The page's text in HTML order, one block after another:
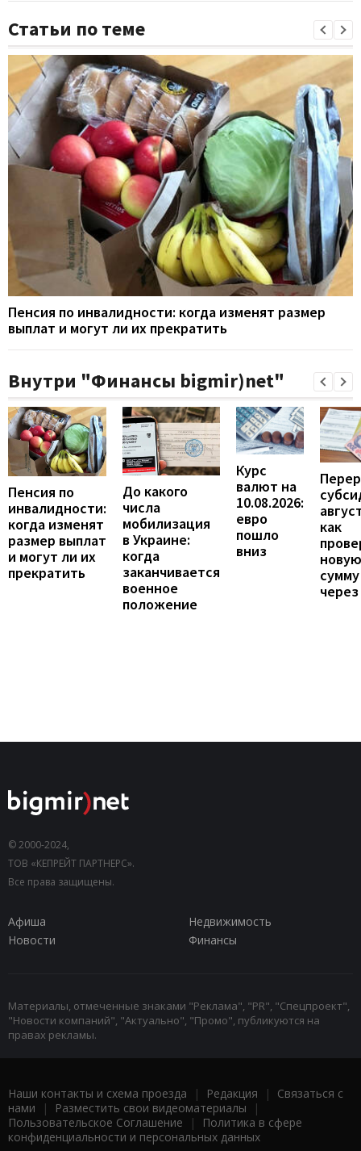
Статьи по теме
Пенсия по инвалидности: когда изменят размер
выплат и могут ли их прекратить
Внутри "Финансы bigmir)net"
Пенсия по
инвалидности:
когда изменят
размер выплат
и могут ли их
прекратить
До какого
числа
мобилизация
в Украине:
когда
заканчивается
военное
положение
Курс
валют на
10.08.2026:
евро
пошло
вниз
как
новую
сумму
© 2000-2024,
ТОВ «КЕПРЕЙТ ПАРТНЕРС».
Все права защищены.
Афиша
Недвижимость
Новости
Финансы
Материалы, отмеченные знаками "Реклама", "PR", "Спецпроект",
"Новости компаний", "Актуально", "Промо", публикуются на
правах рекламы.
Наши контакты и схема проезда | Редакция | Связаться с
нами | Разместить свои видеоматериалы |
Пользовательское Соглашение |
Политика в сфере
конфиденциальности и персональных данных